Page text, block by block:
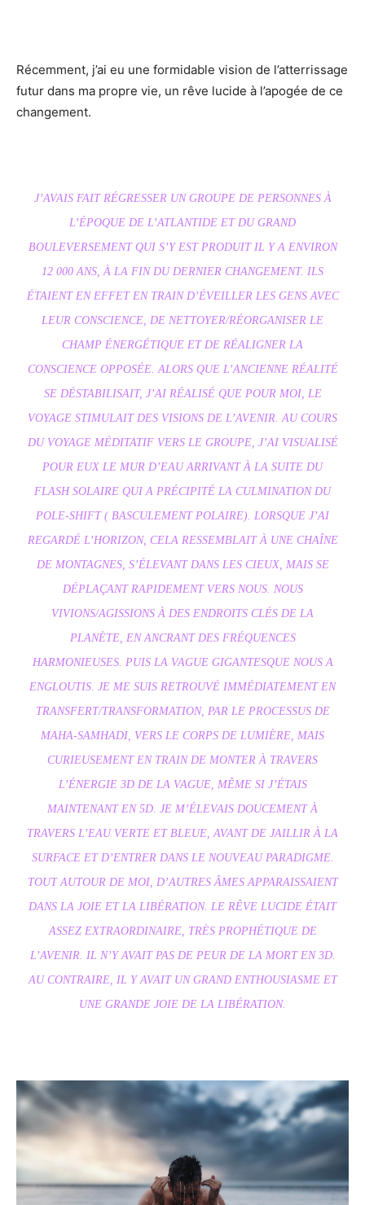
Récemment, j’ai eu une formidable vision de l’atterrissage
futur dans ma propre vie, un rêve lucide à l’apogée de ce
changement.
J’AVAIS FAIT RÉGRESSER UN GROUPE DE PERSONNES À
L’ÉPOQUE DE L’ATLANTIDE ET DU GRAND
BOULEVERSEMENT QUI S’Y EST PRODUIT IL Y A ENVIRON
12 000 ANS, À LA FIN DU DERNIER CHANGEMENT. ILS
ÉTAIENT EN EFFET EN TRAIN D’ÉVEILLER LES GENS AVEC
LEUR CONSCIENCE, DE NETTOYER/RÉORGANISER LE
CHAMP ÉNERGÉTIQUE ET DE RÉALIGNER LA
CONSCIENCE OPPOSÉE. ALORS QUE L’ANCIENNE RÉALITÉ
SE DÉSTABILISAIT, J’AI RÉALISÉ QUE POUR MOI, LE
VOYAGE STIMULAIT DES VISIONS DE L’AVENIR. AU COURS
DU VOYAGE MÉDITATIF VERS LE GROUPE, J’AI VISUALISÉ
POUR EUX LE MUR D’EAU ARRIVANT À LA SUITE DU
FLASH SOLAIRE QUI A PRÉCIPITÉ LA CULMINATION DU
POLE-SHIFT ( BASCULEMENT POLAIRE). LORSQUE J’AI
REGARDÉ L’HORIZON, CELA RESSEMBLAIT À UNE CHAÎNE
DE MONTAGNES, S’ÉLEVANT DANS LES CIEUX, MAIS SE
DÉPLAÇANT RAPIDEMENT VERS NOUS. NOUS
VIVIONS/AGISSIONS À DES ENDROITS CLÉS DE LA
PLANÈTE, EN ANCRANT DES FRÉQUENCES
HARMONIEUSES. PUIS LA VAGUE GIGANTESQUE NOUS A
ENGLOUTIS. JE ME SUIS RETROUVÉ IMMÉDIATEMENT EN
TRANSFERT/TRANSFORMATION, PAR LE PROCESSUS DE
MAHA-SAMHADI, VERS LE CORPS DE LUMIÈRE, MAIS
CURIEUSEMENT EN TRAIN DE MONTER À TRAVERS
L’ÉNERGIE 3D DE LA VAGUE, MÊME SI J’ÉTAIS
MAINTENANT EN 5D. JE M’ÉLEVAIS DOUCEMENT À
TRAVERS L’EAU VERTE ET BLEUE, AVANT DE JAILLIR À LA
SURFACE ET D’ENTRER DANS LE NOUVEAU PARADIGME.
TOUT AUTOUR DE MOI, D’AUTRES ÂMES APPARAISSAIENT
DANS LA JOIE ET LA LIBÉRATION. LE RÊVE LUCIDE ÉTAIT
ASSEZ EXTRAORDINAIRE, TRÈS PROPHÉTIQUE DE
L’AVENIR. IL N’Y AVAIT PAS DE PEUR DE LA MORT EN 3D.
AU CONTRAIRE, IL Y AVAIT UN GRAND ENTHOUSIASME ET
UNE GRANDE JOIE DE LA LIBÉRATION.